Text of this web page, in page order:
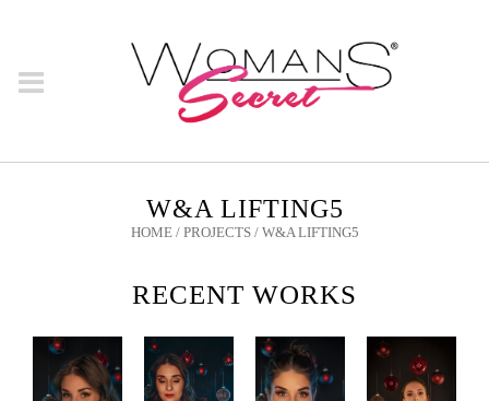
W&A LIFTING5
HOME / PROJECTS / W&A LIFTING5
RECENT WORKS